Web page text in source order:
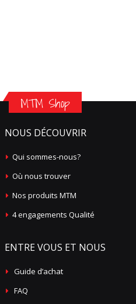
MTM Shop
NOUS DÉCOUVRIR
Qui sommes-nous?
Où nous trouver
Nos produits MTM
4 engagements Qualité
ENTRE VOUS ET NOUS
Guide d’achat
FAQ